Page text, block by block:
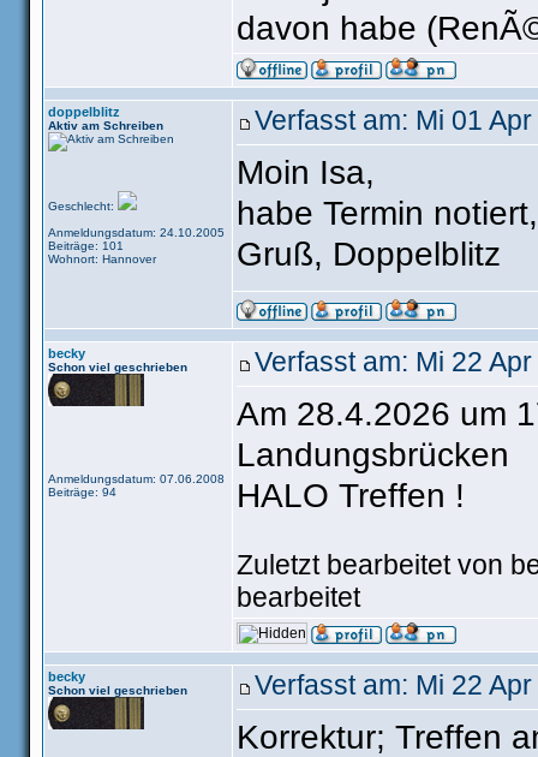
davon habe
doppelblitz
Aktiv am Schreiben
Geschlecht:
Anmeldungsdatum: 24.10.2005
Beiträge: 101
Wohnort: Hannover
Verfasst am: Mi 01
Moin Isa,
habe Termin
Gruß, Doppelblitz
becky
Schon viel geschrieben
Anmeldungsdatum: 07.06.2008
Beiträge: 94
Verfasst am: Mi 22
Am 28.4.2026 um
Landungsbrücken
HALO Treffen !
Zuletzt bearbeitet von
bearbeitet
becky
Schon viel geschrieben Verfasst am: Mi 22
Korrektur; Treffen